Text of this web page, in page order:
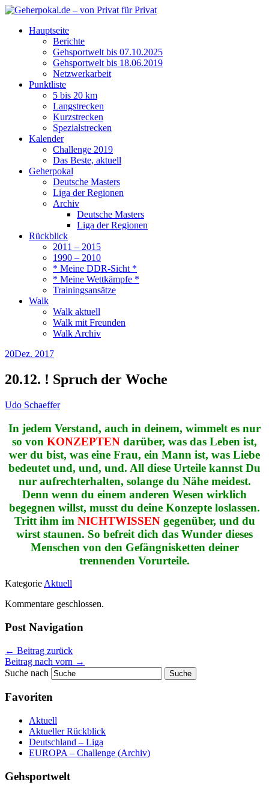
Hauptseite
Berichte
Gehsportwelt bis 07.10.2025
Gehsportwelt bis 18.06.2019
Netzwerkarbeit
Punktliste
5 bis 20 km
Langstrecken
Kurzstrecken
Spezialstrecken
Kalender
Challenge 2019
Das Beste, aktuell
Geherpokal
Deutsche Masters
Liga der Regionen
Archiv
Deutsche Masters
Liga der Regionen
Rückblick
2011 – 2015
1990 – 2010
* Meine DDR-Sicht *
* Meine Wettkämpfe *
Trainingsansätze
Walk
Walk aktuell
Walk mit Freunden
Walk Archiv
20Dez. 2017
20.12. ! Spruch der Woche
Udo Schaeffer
In jedem Verstand, auch in deinem, wimmelt es nur
so von KONZEPTEN darüber, was das Leben ist,
wer du bist, was eine Frau, ein Mann ist, was Liebe
bedeutet und, und, und. All diese Urteile kannst Du
nur aufrechterhalten, solange du Nähe meidest.
Denn wenn du einem anderen Wesen wirklich
begegnen willst, musst du deine Konzepte loslassen.
Tritt ihm im NICHTWISSENgegenüber, und du
wirst staunen. So befreit dich das Wunder dieses
Menschen von den Gefängnisketten deiner
trennenden Vorurteile.
Kategorie Aktuell
Kommentare geschlossen.
Post Navigation
← Beitrag zurück
Beitrag nach vorn →
Suche nach
Favoriten
Aktuell
Aktueller Rückblick
Deutschland – Liga
EUROPA – Challenge (Archiv)
Gehsportwelt